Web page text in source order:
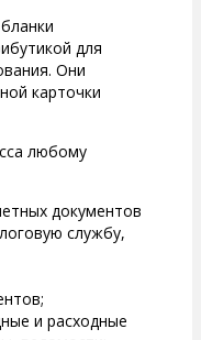
для
Они
карточки
любому
документов
службу,
и расходные